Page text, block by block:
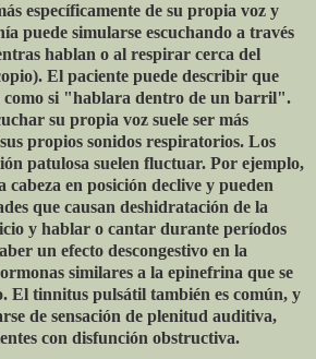
específicamente de su propia voz y
puede simularse escuchando a través
hablan o al respirar cerca del
El paciente puede describir que
como si "hablara dentro de un barril".
su propia voz suele ser más
propios sonidos respiratorios. Los
patulosa suelen fluctuar. Por ejemplo,
cabeza en posición declive y pueden
que causan deshidratación de la
y hablar o cantar durante períodos
un efecto descongestivo en la
similares a la epinefrina que se
El tinnitus pulsátil también es común, y
de sensación de plenitud auditiva,
con disfunción obstructiva.